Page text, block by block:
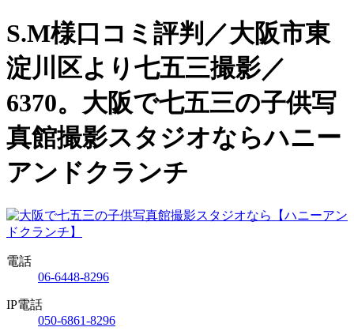
S.M様口コミ評判／大阪市東
淀川区より七五三撮影／
6370。大阪で七五三の子供写
真館撮影スタジオならハニー
アンドクランチ
電話
06-6448-8296
IP電話
050-6861-8296